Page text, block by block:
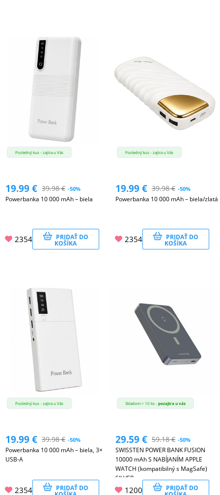
Posledný kus - zajtra u Vás
19.99€ 39.98€ -50%
Powerbanka 10 000 mAh – biela
2354 PRIDAŤ DO
KOŠÍKA
Posledný kus - zajtra u Vás
19.99€ 39.98€ -50%
Powerbanka 10 000 mAh – biela/zlatá
2354 PRIDAŤ DO
KOŠÍKA
Posledný kus - zajtra u Vás
19.99€ 39.98€ -50%
Powerbanka 10 000 mAh – biela, 3×
USB-A
2354 PRIDAŤ DO
Skladom > 10 ks -pozajtra u vás
29.59€ 59.18€ -50%
SWISSTEN POWER BANK FUSION
10000 mAh S NABÍJANÍM APPLE
WATCH (kompatibilný s MagSafe)
SILVER
1200 PRIDAŤ DO